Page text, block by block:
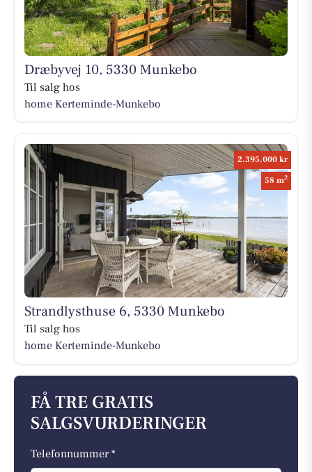
Dræbyvej 10, 5330 Munkebo
Til salg hos
home Kerteminde-Munkebo
2.395.000 kr
58 m2
Strandlysthuse 6, 5330 Munkebo
Til salg hos
home Kerteminde-Munkebo
FÅ TRE GRATIS
SALGSVURDERINGER
Telefonnummer *